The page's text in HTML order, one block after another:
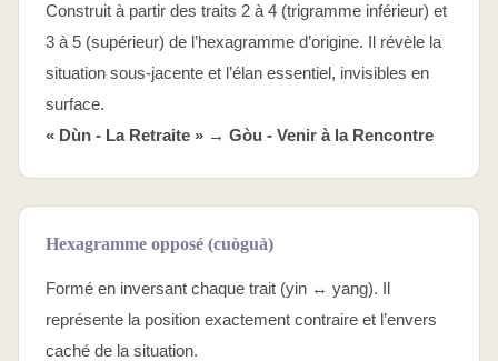
Construit à partir des traits 2 à 4 (trigramme inférieur) et
3 à 5 (supérieur) de l’hexagramme d’origine. Il révèle la
situation sous-jacente et l’élan essentiel, invisibles en
surface.
« Dùn - La Retraite » → Gòu - Venir à la Rencontre
Hexagramme opposé (cuòguà)
Formé en inversant chaque trait (yin ↔ yang). Il
représente la position exactement contraire et l’envers
caché de la situation.